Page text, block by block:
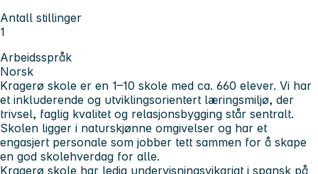
Antall stillinger
1
Arbeidsspråk
Norsk
Kragerø skole er en 1–10 skole med ca. 660 elever. Vi har
et inkluderende og utviklingsorientert læringsmiljø, der
trivsel, faglig kvalitet og relasjonsbygging står sentralt.
Skolen ligger i naturskjønne omgivelser og har et
engasjert personale som jobber tett sammen for å skape
en god skolehverdag for alle.
Kragerø skole har ledig undervisningsvikariat i spansk på